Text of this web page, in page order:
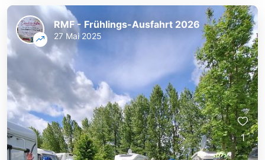
RMF - Frühlings-Ausfahrt 2026
27 Mai 2025
1